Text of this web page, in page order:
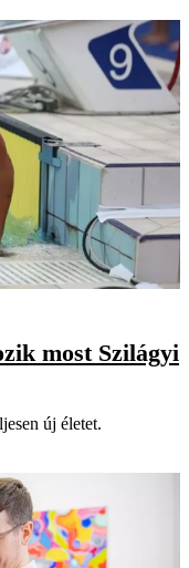
most Szilágyi
új életet.